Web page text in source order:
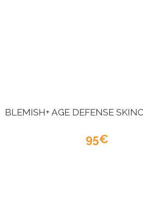
BLEMISH+ AGE DEFENSE
95